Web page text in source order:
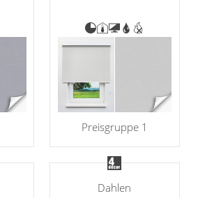
Preisgruppe 1
Dahlen